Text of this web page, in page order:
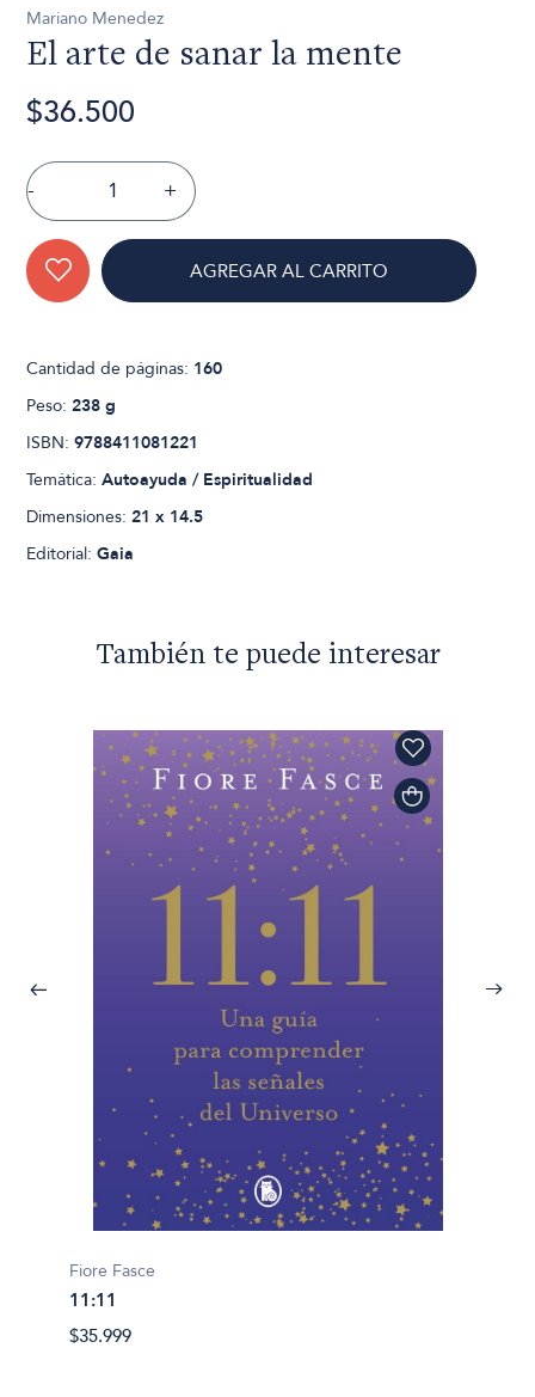
Mariano Menedez
El arte de sanar la mente
$36.500
- +
AGREGAR AL CARRITO
Cantidad de páginas: 160
Peso:238 g
ISBN:9788411081221
Temática:Autoayuda / Espiritualidad
Dimensiones:21 x 14.5
Editorial:Gaia
También te puede interesar
Fiore Fasce
11:11
$35.999